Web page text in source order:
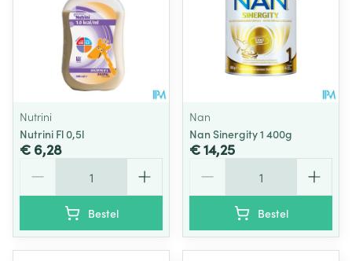
Nutrini
Nutrini Fl 0,5l
€ 6,28
Bestel
Nan
Nan Sinergity 1 400g
€ 14,25
Bestel